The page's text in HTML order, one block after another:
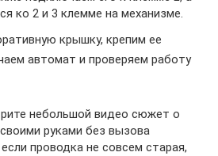
ко 2 и 3 клемме на механизме.
крышку, крепим ее
автомат и проверяем работу
небольшой видео сюжет о
руками без вызова
проводка не совсем старая,